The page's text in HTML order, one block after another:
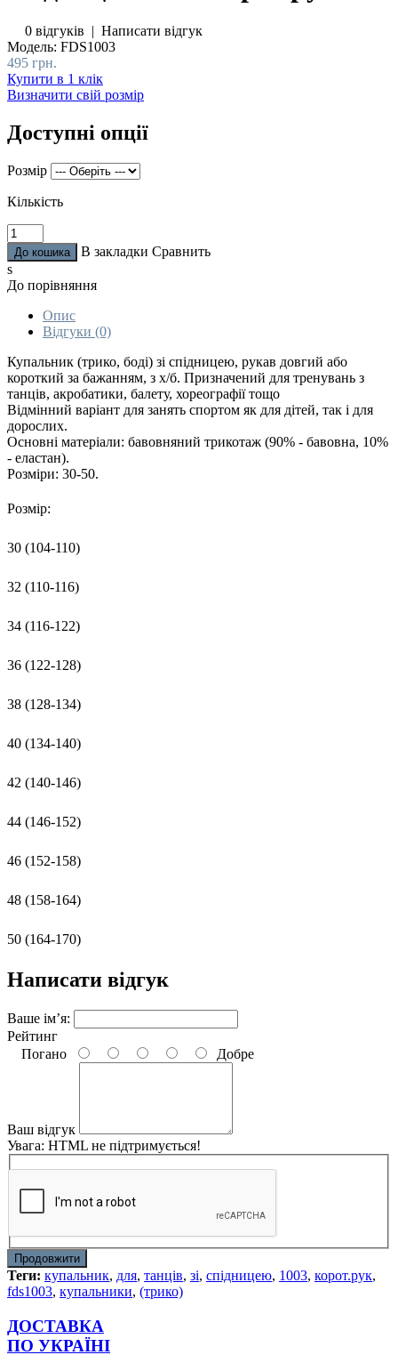
0 відгуків | Написати відгук
Модель: FDS1003
495 грн.
Купити в 1 клік
Визначити свій розмір
Доступні опції
Розмір
Кількість
В закладки Сравнить
s
До порівняння
Опис
Відгуки (0)
Купальник (трико, боді) зі спідницею, рукав довгий або
короткий за бажанням, з х/б. Призначений для тренувань з
танців, акробатики, балету, хореографії тощо
Відмінний варіант для занять спортом як для дітей, так і для
дорослих.
Основні матеріали: бавовняний трикотаж (90% - бавовна, 10%
- еластан).
Розміри: 30-50.
Розмір:
30 (104-110)
32 (110-116)
34 (116-122)
36 (122-128)
38 (128-134)
40 (134-140)
42 (140-146)
44 (146-152)
46 (152-158)
48 (158-164)
50 (164-170)
Написати відгук
Ваше ім’я:
Рейтинг
Погано
Добре
Ваш відгук
Увага: HTML не підтримується!
Продовжити
Теги: купальник, для, танців, зі, спідницею, 1003, корот.рук,
fds1003, купальники, (трико)
ДОСТАВКА
ПО УКРАЇНІ